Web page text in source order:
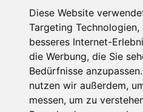
Diese Website
Targeting Technologien,
besseres Internet-
die Werbung, die Sie
Bedürfnisse
nutzen wir außerdem,
messen, um zu
Website